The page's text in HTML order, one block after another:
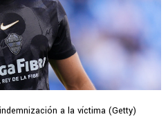
a la víctima (Getty)